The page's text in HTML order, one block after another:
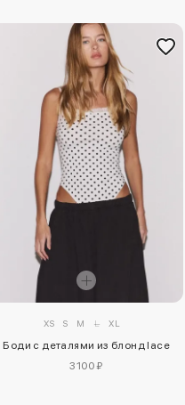
XS S M L XL
Боди с деталями из блонд lace
3100 ₽